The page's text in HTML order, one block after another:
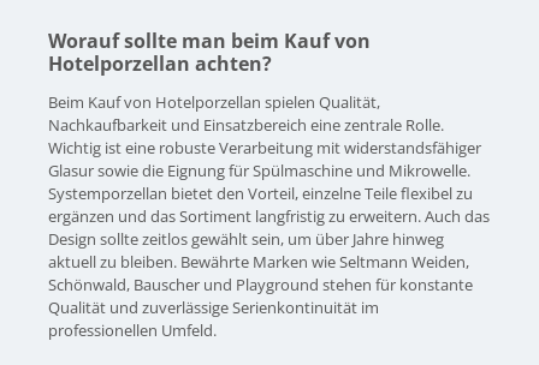
Worauf sollte man beim Kauf von
Hotelporzellan achten?
Beim Kauf von Hotelporzellan spielen Qualität,
Nachkaufbarkeit und Einsatzbereich eine zentrale Rolle.
Wichtig ist eine robuste Verarbeitung mit widerstandsfähiger
Glasur sowie die Eignung für Spülmaschine und Mikrowelle.
Systemporzellan bietet den Vorteil, einzelne Teile flexibel zu
ergänzen und das Sortiment langfristig zu erweitern. Auch das
Design sollte zeitlos gewählt sein, um über Jahre hinweg
aktuell zu bleiben. Bewährte Marken wie Seltmann Weiden,
Schönwald, Bauscher und Playground stehen für konstante
Qualität und zuverlässige Serienkontinuität im
professionellen Umfeld.